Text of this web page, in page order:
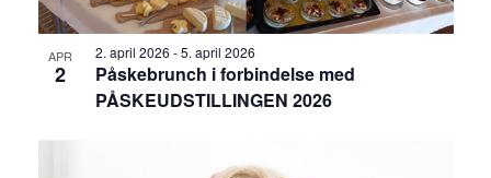
APR
2
2. april 2026 -5. april 2026
Påskebrunch i forbindelse med
PÅSKEUDSTILLINGEN 2026